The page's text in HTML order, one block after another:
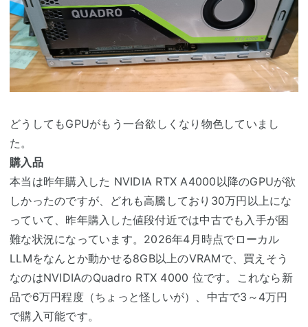
どうしてもGPUがもう一台欲しくなり物色していまし
た。
購入品
本当は昨年購入した NVIDIA RTX A4000以降のGPUが欲
しかったのですが、どれも高騰しており30万円以上にな
っていて、昨年購入した値段付近では中古でも入手が困
難な状況になっています。2026年4月時点でローカル
LLMをなんとか動かせる8GB以上のVRAMで、買えそう
なのはNVIDIAのQuadro RTX 4000 位です。これなら新
品で6万円程度（ちょっと怪しいが）、中古で3～4万円
で購入可能です。